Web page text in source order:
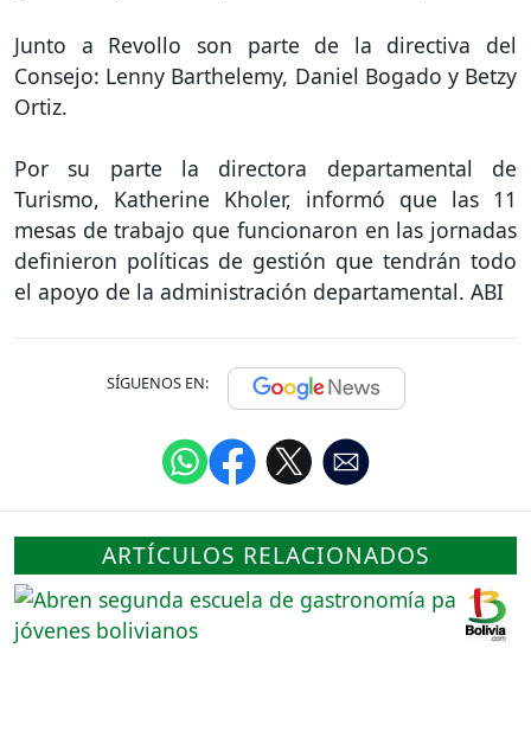
Junto a Revollo son parte de la directiva del
Consejo: Lenny Barthelemy, Daniel Bogado y Betzy
Ortiz.
Por su parte la directora departamental de
Turismo, Katherine Kholer, informó que las 11
mesas de trabajo que funcionaron en las jornadas
definieron políticas de gestión que tendrán todo
el apoyo de la administración departamental. ABI
SÍGUENOS EN:
ARTÍCULOS RELACIONADOS